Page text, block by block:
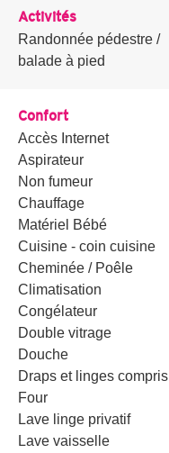
Activités
Randonnée pédestre /
balade à pied
Confort
Accès Internet
Aspirateur
Non fumeur
Chauffage
Matériel Bébé
Cuisine - coin cuisine
Cheminée / Poêle
Climatisation
Congélateur
Double vitrage
Douche
Draps et linges compris
Four
Lave linge privatif
Lave vaisselle